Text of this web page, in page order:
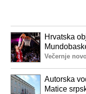
Hrvatska
Večernje
Autorska
Matice